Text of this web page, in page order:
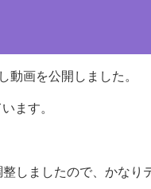
動画を公開しました。
ます。
しましたので、かなり